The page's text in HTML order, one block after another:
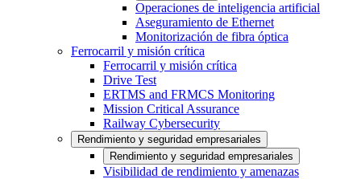
Operaciones de inteligencia artificial
Aseguramiento de Ethernet
Monitorización de fibra óptica
Ferrocarril y misión crítica
Ferrocarril y misión crítica
Drive Test
ERTMS and FRMCS Monitoring
Mission Critical Assurance
Railway Cybersecurity
Rendimiento y seguridad empresariales
Rendimiento y seguridad empresariales
Visibilidad de rendimiento y amenazas